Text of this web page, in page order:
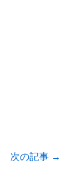
次の記事 →